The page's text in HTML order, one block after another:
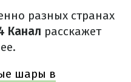
разных странах
Канал расскажет
шары в